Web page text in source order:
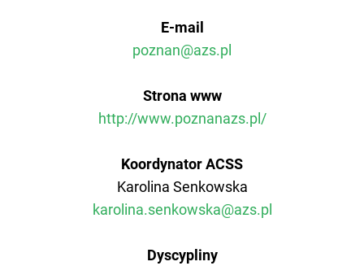
E-mail
poznan@azs.pl
Strona www
http://www.poznanazs.pl/
Koordynator ACSS
Karolina Senkowska
karolina.senkowska@azs.pl
Dyscypliny